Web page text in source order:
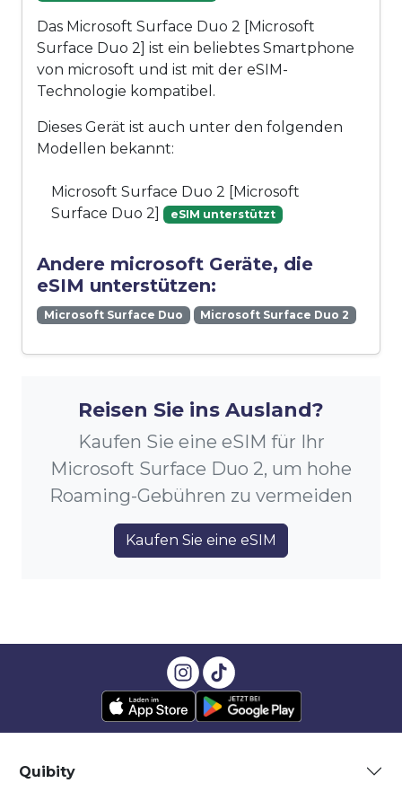
Das Microsoft Surface Duo 2 [Microsoft
Surface Duo 2] ist ein beliebtes Smartphone
von microsoft und ist mit der eSIM-
Technologie kompatibel.
Dieses Gerät ist auch unter den folgenden
Modellen bekannt:
Microsoft Surface Duo 2 [Microsoft
Surface Duo 2]
eSIM unterstützt
Andere microsoft Geräte, die
eSIM unterstützen:
Microsoft Surface Duo Microsoft Surface Duo 2
Reisen Sie ins Ausland?
Kaufen Sie eine eSIM für Ihr
Microsoft Surface Duo 2, um hohe
Roaming-Gebühren zu vermeiden
Kaufen Sie eine eSIM
Quibity